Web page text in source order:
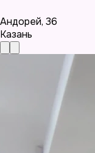
Андорей, 36
Казань